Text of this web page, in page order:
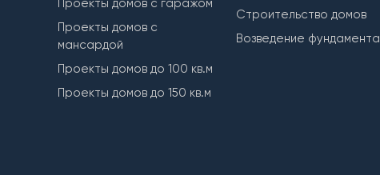
Проекты домов с гаражом
Проекты домов с
мансардой
Проекты домов до 100 кв.м
Проекты домов до 150 кв.м
Строительство домов
Возведение фундамента